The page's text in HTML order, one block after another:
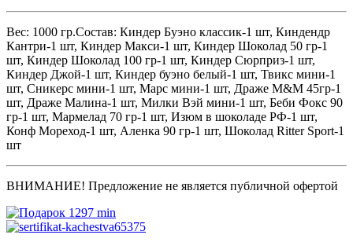
Вес: 1000 гр.Состав: Киндер Буэно классик-1 шт, Киндендр
Кантри-1 шт, Киндер Макси-1 шт, Киндер Шоколад 50 гр-1
шт, Киндер Шоколад 100 гр-1 шт, Киндер Сюрприз-1 шт,
Киндер Джой-1 шт, Киндер буэно белый-1 шт, Твикс мини-1
шт, Сникерс мини-1 шт, Марс мини-1 шт, Драже M&M 45гр-1
шт, Драже Малина-1 шт, Милки Вэй мини-1 шт, Беби Фокс 90
гр-1 шт, Мармелад 70 гр-1 шт, Изюм в шоколаде РФ-1 шт,
Конф Мореход-1 шт, Аленка 90 гр-1 шт, Шоколад Ritter Sport-1
шт
ВНИМАНИЕ! Предложение не является публичной офертой